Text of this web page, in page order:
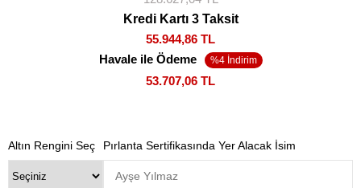
Kredi Kartı 3 Taksit
55.944,86 TL
Havale ile Ödeme
53.707,06 TL
Altın Rengini Seç Pırlanta Sertifikasında Yer Alacak İsim